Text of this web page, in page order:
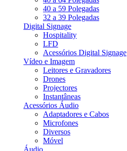
40 a 59 Polegadas
32 a 39 Polegadas
Digital Signage
Hospitality
LFD
Acessórios Digital Signage
Vídeo e Imagem
Leitores e Gravadores
Drones
Projectores
Instantâneas
Acessórios Áudio
Adaptadores e Cabos
Microfones
Diversos
Móvel
Áudio